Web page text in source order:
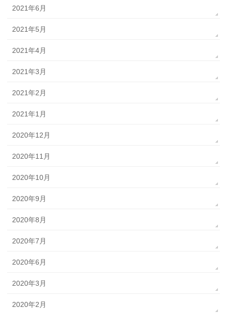
2021年6月
2021年5月
2021年4月
2021年3月
2021年2月
2021年1月
2020年12月
2020年11月
2020年10月
2020年9月
2020年8月
2020年7月
2020年6月
2020年3月
2020年2月